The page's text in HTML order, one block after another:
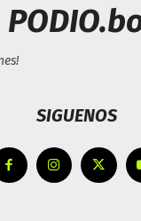
SIGUENOS